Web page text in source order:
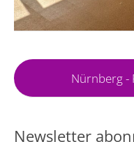
Nürnberg -
Newsletter